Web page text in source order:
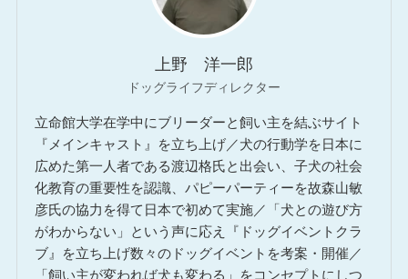
上野 洋一郎
ドッグライフディレクター
立命館大学在学中にブリーダーと飼い主を結ぶサイト
『メインキャスト』を立ち上げ／犬の行動学を日本に
広めた第一人者である渡辺格氏と出会い、子犬の社会
化教育の重要性を認識、パピーパーティーを故森山敏
彦氏の協力を得て日本で初めて実施／「犬との遊び方
がわからない」という声に応え『ドッグイベントクラ
ブ』を立ち上げ数々のドッグイベントを考案・開催／
「飼い主が変われば犬も変わる」をコンセプトにしつ